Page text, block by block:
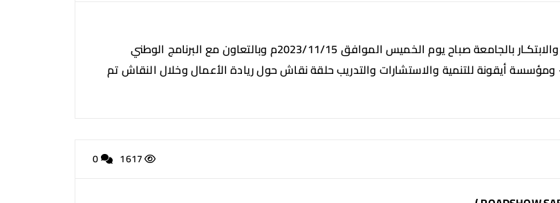
بمناسبة الاسبوع العالمي لريادة الاعمال، أقام مركز الريادة والابتكـار بالجامعة صباح يوم الخميس الموافق 2023/11/15م وبالتعاون مع البرنامج الوطني
أيقونة للتنمية والاستشارات والتدريب حلقة نقاش حول ريادة الأعمال وخلال النقاش تم
1617